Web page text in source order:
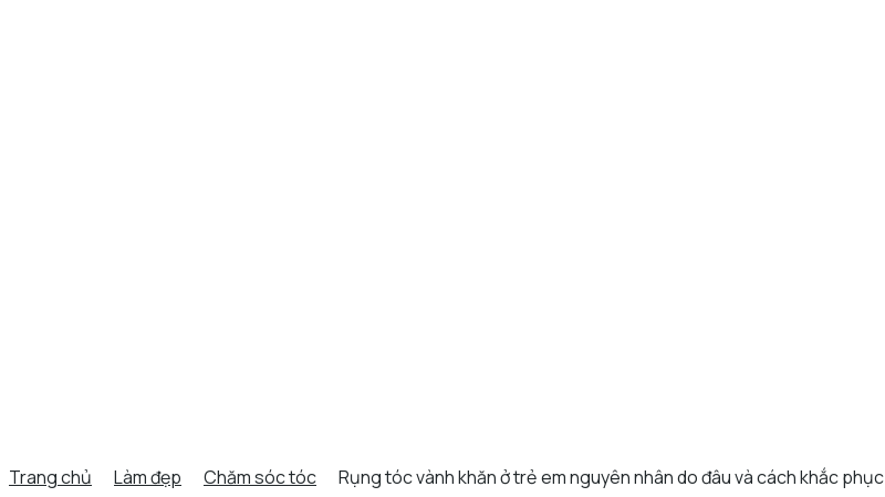
Trang chủ Làm đẹp Chăm sóc tóc Rụng tóc vành khăn ở trẻ em nguyên nhân do đâu và cách khắc phục